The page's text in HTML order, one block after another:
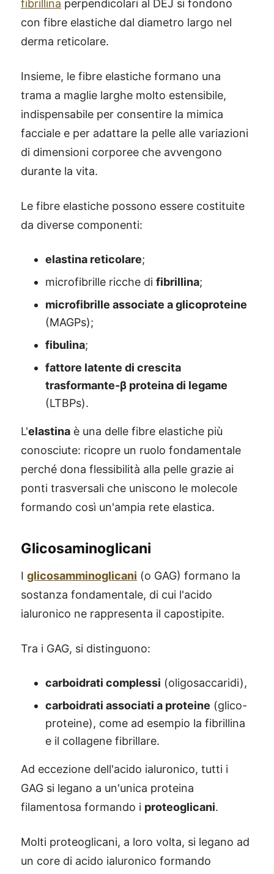
fibrillina perpendicolari al DEJ si fondono
con fibre elastiche dal diametro largo nel
derma reticolare.
Insieme, le fibre elastiche formano una
trama a maglie larghe molto estensibile,
indispensabile per consentire la mimica
facciale e per adattare la pelle alle variazioni
di dimensioni corporee che avvengono
durante la vita.
Le fibre elastiche possono essere costituite
da diverse componenti:
elastina reticolare;
microfibrille ricche di fibrillina;
microfibrille associate a glicoproteine
(MAGPs);
fibulina;
fattore latente di crescita
trasformante-β proteina di legame
(LTBPs).
L'elastina è una delle fibre elastiche più
conosciute: ricopre un ruolo fondamentale
perché dona flessibilità alla pelle grazie ai
ponti trasversali che uniscono le molecole
formando così un'ampia rete elastica.
Glicosaminoglicani
I glicosamminoglicani (o GAG) formano la
sostanza fondamentale, di cui l'acido
ialuronico ne rappresenta il capostipite.
Tra i GAG, si distinguono:
carboidrati complessi (oligosaccaridi),
carboidrati associati a proteine (glico-
proteine), come ad esempio la fibrillina
e il collagene fibrillare.
Ad eccezione dell'acido ialuronico, tutti i
GAG si legano a un'unica proteina
filamentosa formando i proteoglicani.
Molti proteoglicani, a loro volta, si legano ad
un core di acido ialuronico formando